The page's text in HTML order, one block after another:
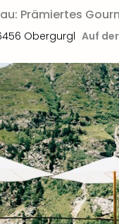
Prämiertes
Obergurgl Auf